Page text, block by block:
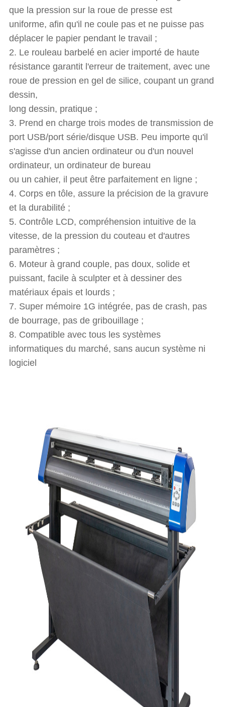
que la pression sur la roue de presse est
uniforme, afin qu'il ne coule pas et ne puisse pas
déplacer le papier pendant le travail ;
2. Le rouleau barbelé en acier importé de haute
résistance garantit l'erreur de traitement, avec une
roue de pression en gel de silice, coupant un grand
dessin,
long dessin, pratique ;
3. Prend en charge trois modes de transmission de
port USB/port série/disque USB. Peu importe qu'il
s'agisse d'un ancien ordinateur ou d'un nouvel
ordinateur, un ordinateur de bureau
ou un cahier, il peut être parfaitement en ligne ;
4. Corps en tôle, assure la précision de la gravure
et la durabilité ;
5. Contrôle LCD, compréhension intuitive de la
vitesse, de la pression du couteau et d'autres
paramètres ;
6. Moteur à grand couple, pas doux, solide et
puissant, facile à sculpter et à dessiner des
matériaux épais et lourds ;
7. Super mémoire 1G intégrée, pas de crash, pas
de bourrage, pas de gribouillage ;
8. Compatible avec tous les systèmes
informatiques du marché, sans aucun système ni
logiciel